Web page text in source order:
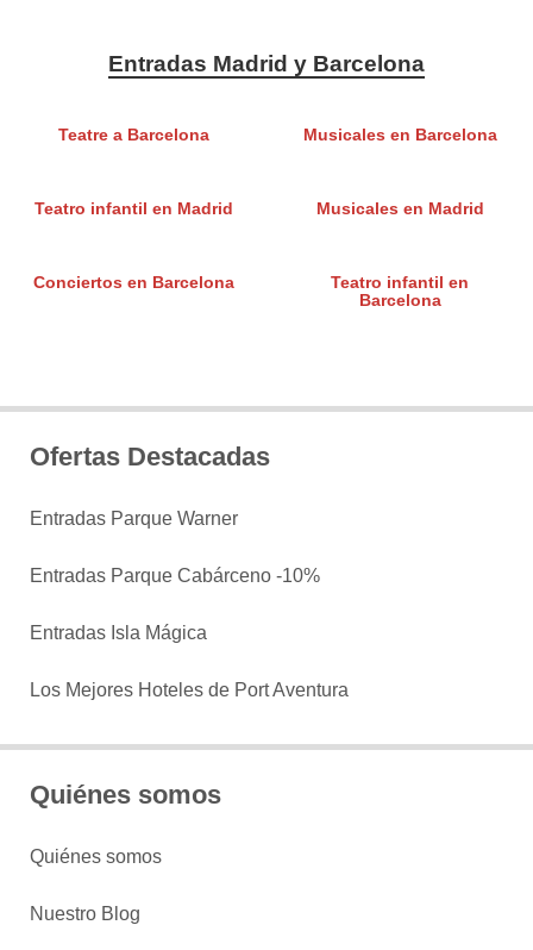
Entradas Madrid y Barcelona
Teatre a Barcelona Musicales en Barcelona
Teatro infantil en Madrid Musicales en Madrid
Conciertos en Barcelona
Teatro infantil en
Barcelona
Ofertas Destacadas
Entradas Parque Warner
Entradas Parque Cabárceno -10%
Entradas Isla Mágica
Los Mejores Hoteles de Port Aventura
Quiénes somos
Quiénes somos
Nuestro Blog